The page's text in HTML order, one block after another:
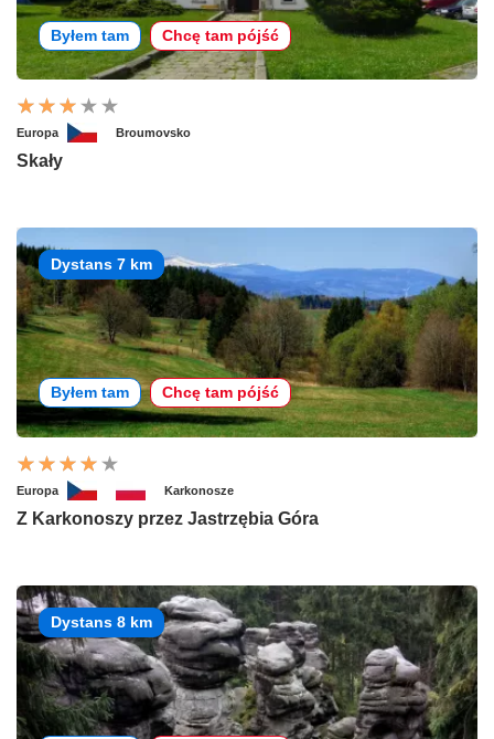
Byłem tam Chcę tam pójść
Europa Broumovsko
Skały
Dystans 7 km
Byłem tam Chcę tam pójść
Europa Karkonosze
Z Karkonoszy przez Jastrzębia Góra
Dystans 8 km